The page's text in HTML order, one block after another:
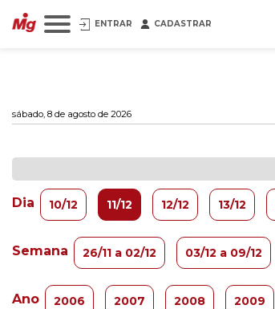
ENTRAR CADASTRAR
sábado, 8 de agosto de 2026
Dia 10/12 11/12 12/12 13/12
Semana 26/11 a 02/12 03/12 a 09/12
Ano 2006 2007 2008 2009